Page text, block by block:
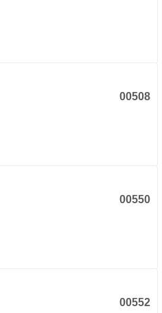
00508
00550
00552